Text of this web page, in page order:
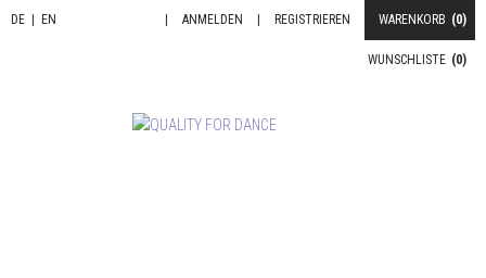
DE EN WARENKORB (0)
REGISTRIEREN
ANMELDEN
WUNSCHLISTE (0)